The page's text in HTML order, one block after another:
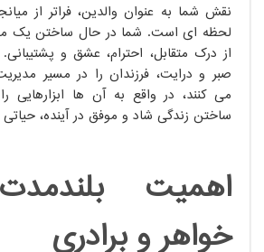
نقش شما به عنوان والدین، فراتر از
لحظه ای است. شما در حال ساختن یک
از درک متقابل، احترام، عشق و
صبر و درایت، فرزندان را در مسیر
می کنند، در واقع به آن ها ابزارهایی
ساختن زندگی شاد و موفق در آینده،
اهمیت
خواهر و برادری